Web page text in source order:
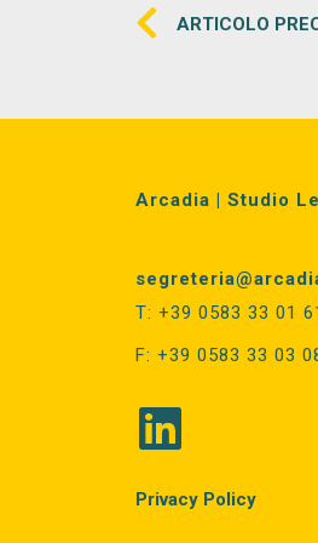
ARTICOLO
Arcadia | Studio
T: +39 0583 33 01
F: +39 0583 33 03
Privacy Policy